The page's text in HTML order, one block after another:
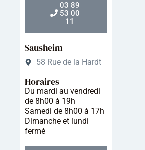
03 89
53 00
11
Sausheim
58 Rue de la Hardt
Horaires
Du mardi au vendredi
de 8h00 à 19h
Samedi de 8h00 à 17h
Dimanche et lundi
fermé